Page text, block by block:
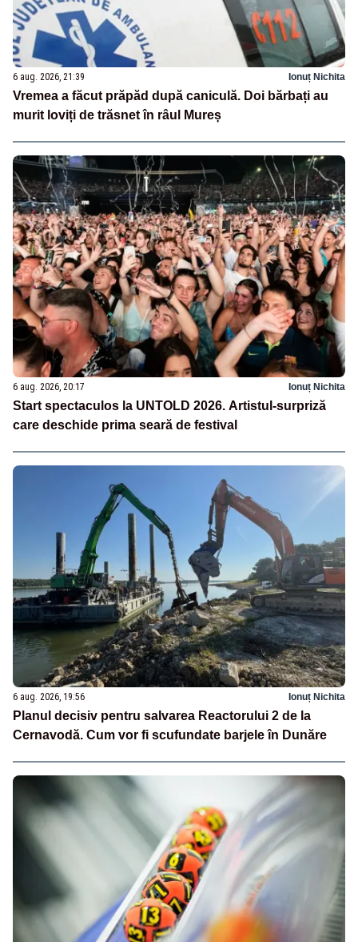
6 aug. 2026, 21:39 Ionuț Nichita
Vremea a făcut prăpăd după caniculă. Doi bărbați au
murit loviți de trăsnet în râul Mureș
6 aug. 2026, 20:17 Ionuț Nichita
Start spectaculos la UNTOLD 2026. Artistul-surpriză
care deschide prima seară de festival
6 aug. 2026, 19:56 Ionuț Nichita
Planul decisiv pentru salvarea Reactorului 2 de la
Cernavodă. Cum vor fi scufundate barjele în Dunăre